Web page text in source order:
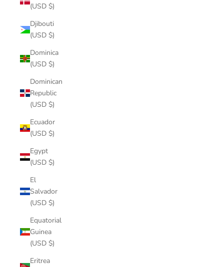
(USD $)
Djibouti
(USD $)
Dominica
(USD $)
Dominican
Republic
(USD $)
Ecuador
(USD $)
Egypt
(USD $)
El
Salvador
(USD $)
Equatorial
Guinea
(USD $)
Eritrea